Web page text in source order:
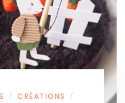
/ CRÉATIONS /